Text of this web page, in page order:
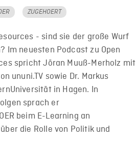
ZUGEHOERT
- sind sie der große Wurf
Im neuesten Podcast zu Open
spricht Jöran Muuß-Merholz mit
ununi.TV sowie Dr. Markus
in Hagen. In
sprach er
beim E-Learning an
die Rolle von Politik und